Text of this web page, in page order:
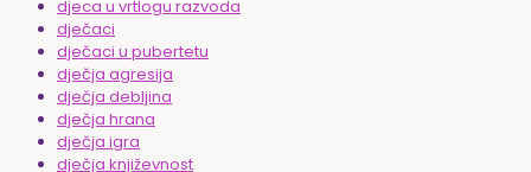
djeca u vrtlogu razvoda
dječaci
dječaci u pubertetu
dječja agresija
dječja debljina
dječja hrana
dječja igra
dječja književnost